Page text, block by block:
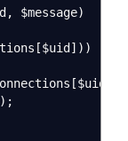
, $message)
[$uid ] ) )
[$uid
) ;